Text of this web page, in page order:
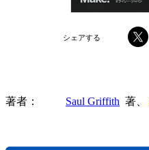
シェアする
著者 Saul Griffith 著、